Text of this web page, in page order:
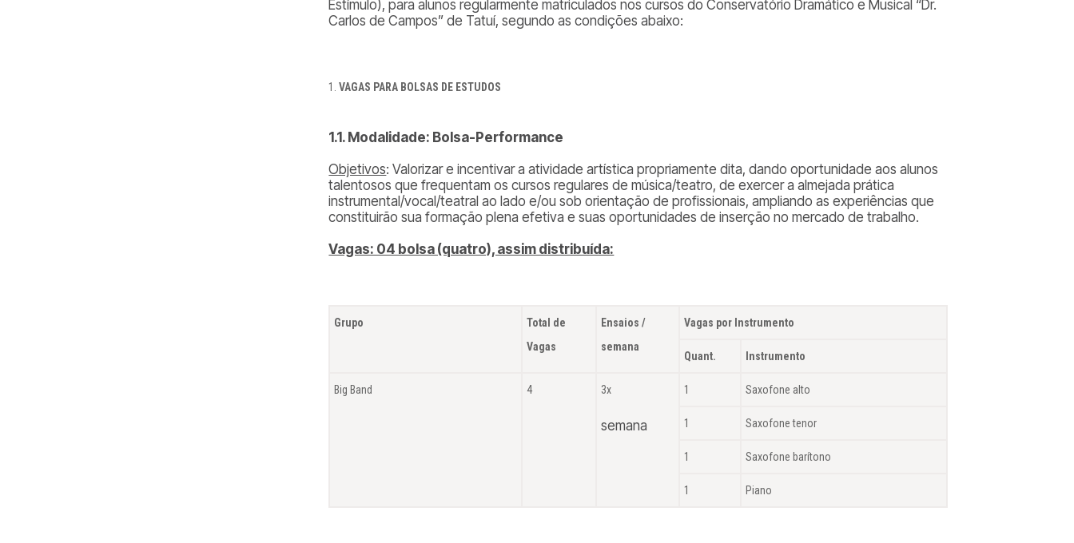
Estímulo), para alunos regularmente matriculados nos cursos do Conservatório Dramático e Musical “Dr.
Carlos de Campos” de Tatuí, segundo as condições abaixo:
VAGAS PARA BOLSAS DE ESTUDOS
1.1. Modalidade: Bolsa-Performance
Objetivos: Valorizar e incentivar a atividade artística propriamente dita, dando oportunidade aos alunos
talentosos que frequentam os cursos regulares de música/teatro, de exercer a almejada prática
instrumental/vocal/teatral ao lado e/ou sob orientação de profissionais, ampliando as experiências que
constituirão sua formação plena efetiva e suas oportunidades de inserção no mercado de trabalho.
Vagas: 04 bolsa (quatro), assim distribuída:
Grupo
Total de
Vagas
Ensaios /
semana
Vagas por Instrumento
Quant. Instrumento
Big Band 4 3x
semana
1 Saxofone alto
1 Saxofone tenor
1 Saxofone barítono
1 Piano